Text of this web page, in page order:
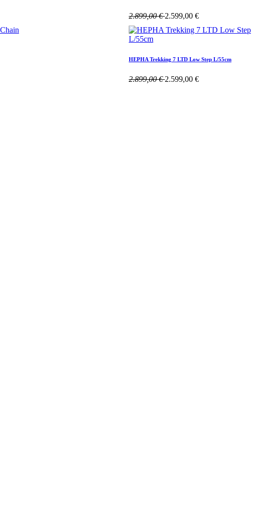
2.899,00€ 2.599,00 €
HEPHA Trekking 7 LTD Low Step L/55cm
2.899,00€ 2.599,00 €